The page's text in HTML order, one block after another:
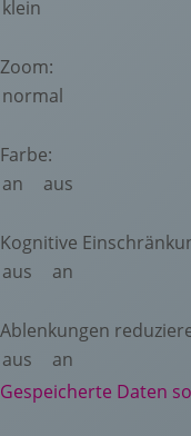
klein
Zoom:
normal
Farbe:
an
aus
Kognitive
aus
an
Ablenkungen
aus
an
Gespeicherte Daten